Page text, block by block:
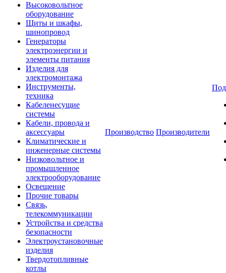
Высоковольтное
оборудование
Щиты и шкафы,
шинопровод
Генераторы
электроэнергии и
элементы питания
Изделия для
электромонтажа
Инструменты,
техника
Кабеленесущие
системы
Кабели, провода и
аксессуары
Климатические и
инженерные системы
Низковольтное и
промышленное
электрооборудование
Освещение
Прочие товары
Связь,
телекоммуникации
Устройства и средства
безопасности
Электроустановочные
изделия
Твердотопливные
котлы
Производство Производители